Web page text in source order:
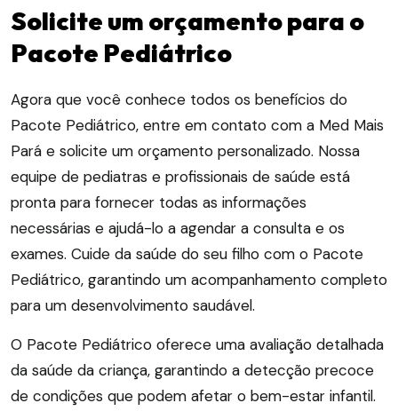
Solicite um orçamento para o
Pacote Pediátrico
Agora que você conhece todos os benefícios do
Pacote Pediátrico, entre em contato com a Med Mais
Pará e solicite um orçamento personalizado. Nossa
equipe de pediatras e profissionais de saúde está
pronta para fornecer todas as informações
necessárias e ajudá-lo a agendar a consulta e os
exames. Cuide da saúde do seu filho com o Pacote
Pediátrico, garantindo um acompanhamento completo
para um desenvolvimento saudável.
O Pacote Pediátrico oferece uma avaliação detalhada
da saúde da criança, garantindo a detecção precoce
de condições que podem afetar o bem-estar infantil.